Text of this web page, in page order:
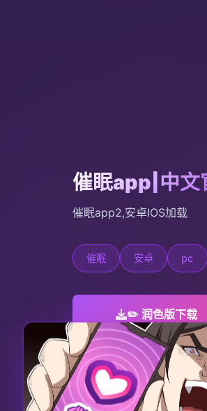
催眠app|中文
催眠app2,安卓IOS加载
催眠 安卓 pc
✏️ 润色版下载